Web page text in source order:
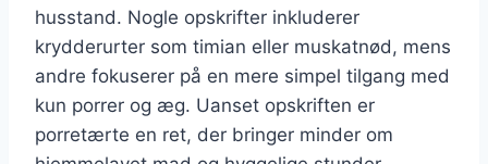
husstand. Nogle opskrifter inkluderer
krydderurter som timian eller muskatnød, mens
andre fokuserer på en mere simpel tilgang med
kun porrer og æg. Uanset opskriften er
porretærte en ret, der bringer minder om